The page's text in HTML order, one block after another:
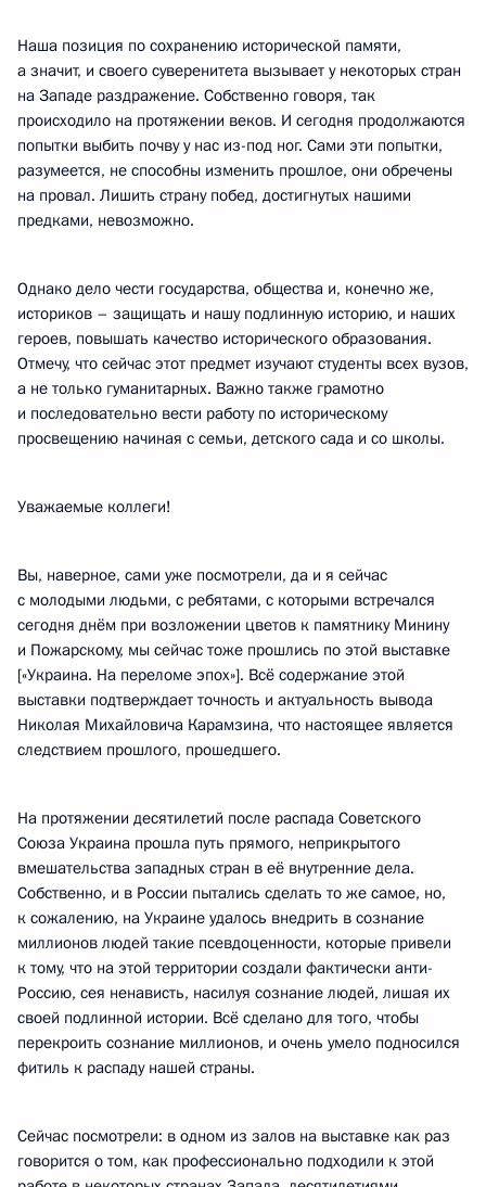
Наша позиция по сохранению исторической памяти,
а значит, и своего суверенитета вызывает у некоторых стран
на Западе раздражение. Собственно говоря, так
происходило на протяжении веков. И сегодня продолжаются
попытки выбить почву у нас из-под ног. Сами эти попытки,
разумеется, не способны изменить прошлое, они обречены
на провал. Лишить страну побед, достигнутых нашими
предками, невозможно.
Однако дело чести государства, общества и, конечно же,
историков – защищать и нашу подлинную историю, и наших
героев, повышать качество исторического образования.
Отмечу, что сейчас этот предмет изучают студенты всех вузов,
а не только гуманитарных. Важно также грамотно
и последовательно вести работу по историческому
просвещению начиная с семьи, детского сада и со школы.
Уважаемые коллеги!
Вы, наверное, сами уже посмотрели, да и я сейчас
с молодыми людьми, с ребятами, с которыми встречался
сегодня днём при возложении цветов к памятнику Минину
и Пожарскому, мы сейчас тоже прошлись по этой выставке
[«Украина. На переломе эпох»]. Всё содержание этой
выставки подтверждает точность и актуальность вывода
Николая Михайловича Карамзина, что настоящее является
следствием прошлого, прошедшего.
На протяжении десятилетий после распада Советского
Союза Украина прошла путь прямого, неприкрытого
вмешательства западных стран в её внутренние дела.
Собственно, и в России пытались сделать то же самое, но,
к сожалению, на Украине удалось внедрить в сознание
миллионов людей такие псевдоценности, которые привели
к тому, что на этой территории создали фактически анти-
Россию, сея ненависть, насилуя сознание людей, лишая их
своей подлинной истории. Всё сделано для того, чтобы
перекроить сознание миллионов, и очень умело подносился
фитиль к распаду нашей страны.
Сейчас посмотрели: в одном из залов на выставке как раз
говорится о том, как профессионально подходили к этой